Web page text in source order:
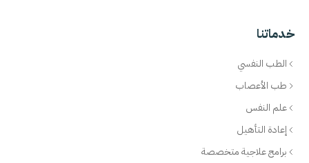
خدماتنا
الطب النفسي
طب الأعصاب
علم النفس
إعادة التأهيل
برامج علاجية متخصصة